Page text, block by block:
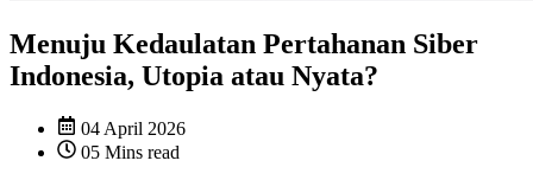
Menuju Kedaulatan Pertahanan Siber
Indonesia, Utopia atau Nyata?
04 April 2026
05 Mins read